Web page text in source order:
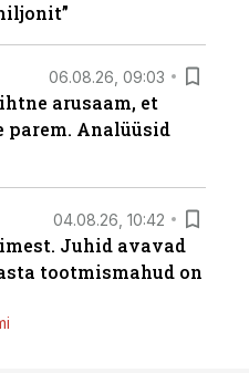
06.08.26, 09:03
arusaam, et
Analüüsid
04.08.26, 10:42
Juhid avavad
tootmismahud on